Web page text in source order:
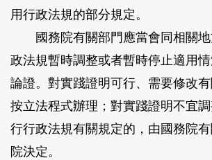
用行政法規的部分規定。
國務院有關部門應當會同相關地
政法規暫時調整或者暫時停止適用
論證。對實踐證明可行、需要修改有
按立法程式辦理；對實踐證明不宜
行行政法規有關規定的，由國務院
院決定。